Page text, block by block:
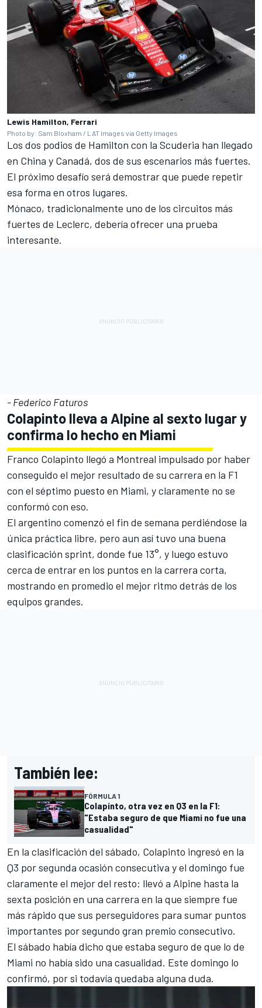
Lewis Hamilton, Ferrari
Photo by: Sam Bloxham / LAT Images via Getty Images
Los dos podios de Hamilton con la Scuderia han llegado
en China y Canadá, dos de sus escenarios más fuertes.
El próximo desafío será demostrar que puede repetir
esa forma en otros lugares.
Mónaco, tradicionalmente uno de los circuitos más
fuertes de Leclerc, debería ofrecer una prueba
interesante.
- Federico Faturos
Colapinto lleva a Alpine al sexto lugar y
confirma lo hecho en Miami
Franco Colapinto llegó a Montreal impulsado por haber
conseguido el mejor resultado de su carrera en la F1
con el séptimo puesto en Miami, y claramente no se
conformó con eso.
El argentino comenzó el fin de semana perdiéndose la
única práctica libre, pero aun así tuvo una buena
clasificación sprint, donde fue 13°, y luego estuvo
cerca de entrar en los puntos en la carrera corta,
mostrando en promedio el mejor ritmo detrás de los
equipos grandes.
También lee:
FÓRMULA 1
Colapinto, otra vez en Q3 en la F1:
"Estaba seguro de que Miami no fue una
casualidad"
En la clasificación del sábado, Colapinto ingresó en la
Q3 por segunda ocasión consecutiva y el domingo fue
claramente el mejor del resto: llevó a Alpine hasta la
sexta posición en una carrera en la que siempre fue
más rápido que sus perseguidores para sumar puntos
importantes por segundo gran premio consecutivo.
El sábado había dicho que estaba seguro de que lo de
Miami no había sido una casualidad. Este domingo lo
confirmó, por si todavía quedaba alguna duda.